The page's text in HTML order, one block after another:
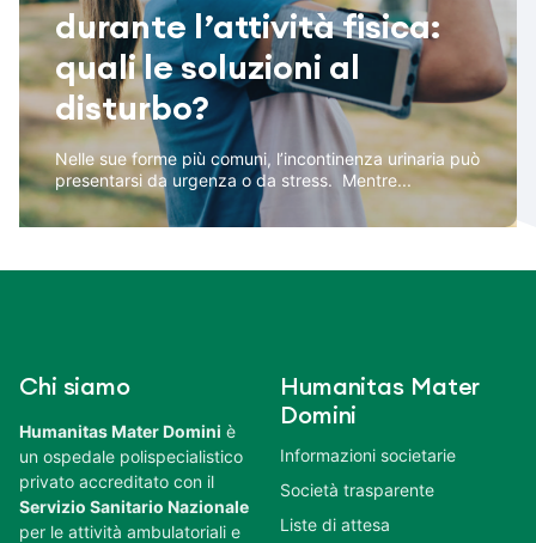
durante l’attività fisica:
quali le soluzioni al
disturbo?
Nelle sue forme più comuni, l’incontinenza urinaria può
presentarsi da urgenza o da stress. Mentre...
Chi siamo
Humanitas Mater Domini è
un ospedale polispecialistico
privato accreditato con il
Servizio Sanitario Nazionale
per le attività ambulatoriali e
Humanitas Mater
Domini
Informazioni societarie
Società trasparente
Liste di attesa